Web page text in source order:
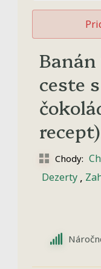
ceste
recept)
Chody:
Dezerty ,